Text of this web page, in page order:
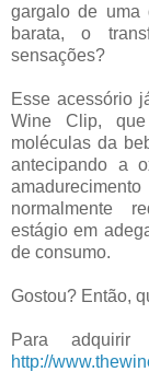
gargalo de uma
barata, o
sensações?
Esse acessório
Wine Clip,
moléculas da
antecipando a
normalmente
estágio em
de consumo.
Gostou? Então,
Para
http://